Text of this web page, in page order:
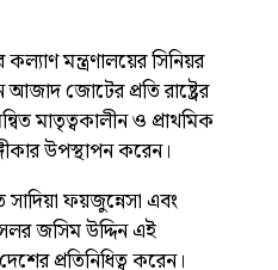
কল্যাণ মন্ত্রণালয়ের সিনিয়র
জোটের প্রতি রাষ্ট্রের
মাতৃত্বকালীন ও প্রাথমিক
উপস্থাপন করেন।
সাদিয়া ফয়জুন্নেসা এবং
জসিম উদ্দিন এই
প্রতিনিধিত্ব করেন।